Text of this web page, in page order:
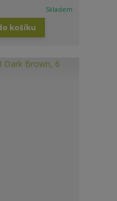
Skladem
košíku